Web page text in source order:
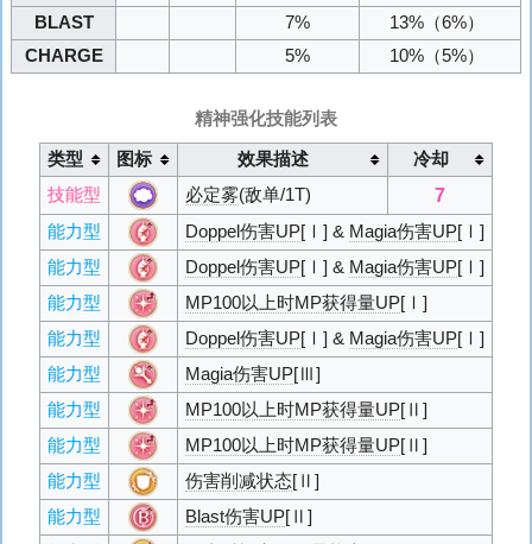
BLAST
7% 13% （6%）
CHARGE
5% 10% （5%）
精神强化技能列表
类型 图标 效果描述
冷却
技能型
必定雾(敌单/1T) 7
能力型 Doppel伤害UP[Ⅰ] & Magia伤害UP[Ⅰ]
能力型
Doppel伤害UP[Ⅰ] & Magia伤害UP[Ⅰ]
能力型
MP100以上时MP获得量UP[Ⅰ]
能力型
Doppel伤害UP[Ⅰ] & Magia伤害UP[Ⅰ]
能力型
Magia伤害UP[Ⅲ]
能力型
MP100以上时MP获得量UP[Ⅱ]
能力型
MP100以上时MP获得量UP[Ⅱ]
能力型
伤害削减状态[Ⅱ]
能力型
Blast伤害UP[Ⅱ]